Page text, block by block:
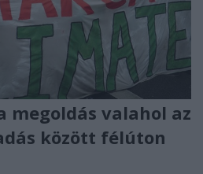
megoldás valahol az
között félúton